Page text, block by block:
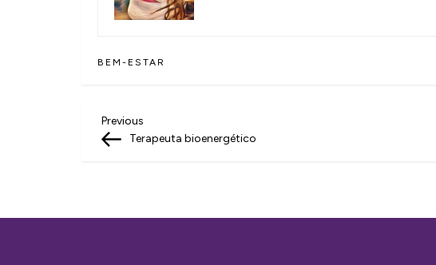
BEM-ESTAR
N
a
Previous
Post
Previous
Terapeuta bioenergético